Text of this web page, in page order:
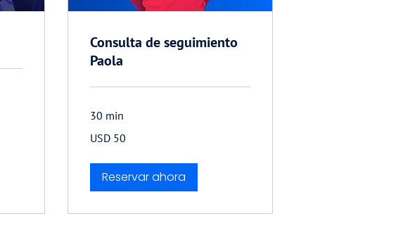
Consulta de seguimiento
Paola
30 min
dólares
USD 50
Reservar ahora